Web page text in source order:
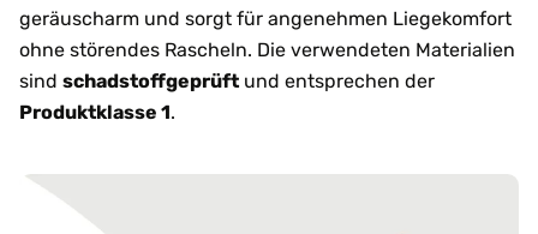
geräuscharm und sorgt für angenehmen Liegekomfort
ohne störendes Rascheln. Die verwendeten Materialien
sind schadstoffgeprüft und entsprechen der
Produktklasse 1.